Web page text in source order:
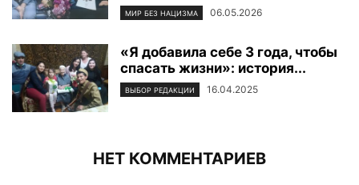
МИР БЕЗ НАЦИЗМА 06.05.2026
«Я добавила себе 3 года, чтобы
спасать жизни»: история...
ВЫБОР РЕДАКЦИИ 16.04.2025
НЕТ КОММЕНТАРИЕВ